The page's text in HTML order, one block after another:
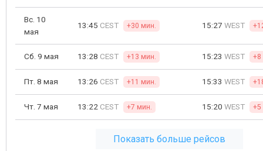
Вс. 10
мая
13:45 CEST +30 мин. 15:27 WEST
Сб. 9 мая 13:28 CEST +13 мин. 15:23 WEST +8
Пт. 8 мая 13:26 CEST +11 мин. 15:33 WEST
Чт. 7 мая 13:22 CEST +7 мин. 15:20 WEST +5
Показать больше рейсов